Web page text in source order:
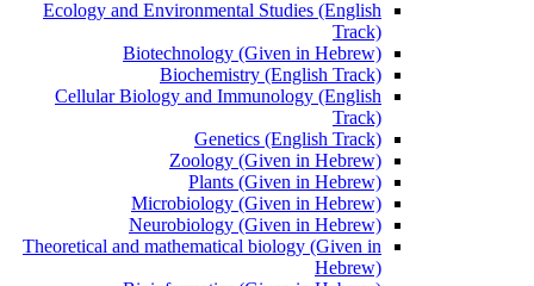
Ecology and Environmental Studies (English
Track)
Biotechnology (Given in Hebrew)
Biochemistry (English Track)
Cellular Biology and Immunology (English
Track)
Genetics (English Track)
Zoology (Given in Hebrew)
Plants (Given in Hebrew)
Microbiology (Given in Hebrew)
Neurobiology (Given in Hebrew)
Theoretical and mathematical biology (Given in
Hebrew)